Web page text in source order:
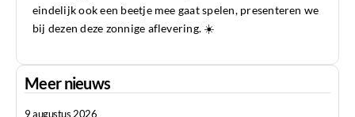
eindelijk ook een beetje mee gaat spelen, presenteren we
bij dezen deze zonnige aflevering. ☀️
Meer nieuws
9 augustus 2026